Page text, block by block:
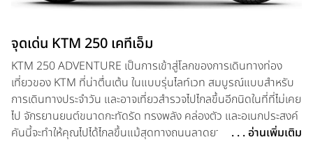
จุดเด่น KTM 250 เคทีเอ็ม
KTM 250 ADVENTURE เป็นการเข้าสู่โลกของการเดินทางท่อง
เที่ยวของ KTM ที่น่าตื่นเต้น ในแบบรุ่นไลท์เวท สมบูรณ์แบบสำหรับ
การเดินทางประจำวัน และอาจเที่ยวสำรวจไปไกลขึ้นอีกนิดในที่ที่ไม่เคย
ไป จักรยานยนต์ขนาดกะทัดรัด ทรงพลัง คล่องตัว และอเนกประสงค์
คันนี้จะทำให้คุณไปได้ไกลขึ้นแม้สุดทางถนนลาดยาง บนถนนลาดยาง
. . . อ่านเพิ่มเติม